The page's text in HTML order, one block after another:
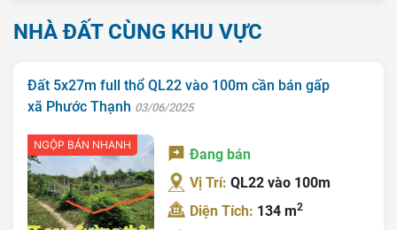
Trang chủ
NHÀ ĐẤT CÙNG KHU VỰC
Đất 5x27m full thổ QL22 vào 100m cần bán gấp
xã Phước Thạnh 03/06/2025
NGỘP BÁN NHANH
Đang bán
Vị Trí:QL22 vào 100m
Diện Tích: 134 m2